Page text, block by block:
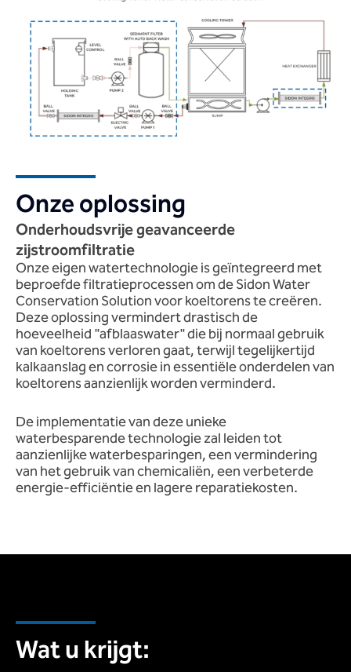
Onze oplossing
Onderhoudsvrije geavanceerde
zijstroomfiltratie
Onze eigen watertechnologie is geïntegreerdmet
beproefde filtratieprocessen om de Sidon Water
Conservation Solution voor koeltorens te creëren.
Deze oplossing vermindert drastisch de
hoeveelheid "afblaaswater" die bij normaal gebruik
van koeltorens verloren gaat, terwijl tegelijkertijd
kalkaanslag en corrosie in essentiële onderdelen van
koeltorens aanzienlijk worden verminderd.
De implementatie van deze unieke
waterbesparende technologie zal leiden tot
aanzienlijke waterbesparingen, een vermindering
van het gebruik van chemicaliën, een verbeterde
energie-efficiëntie en lagere reparatiekosten.
Wat u krijgt: